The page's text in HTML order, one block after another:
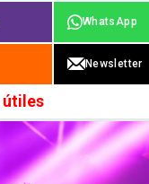
WhatsApp
Newsletter
útiles